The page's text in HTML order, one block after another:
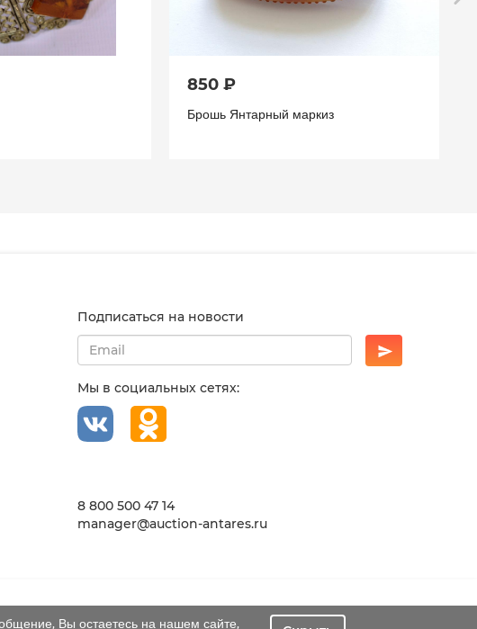
850 ₽
Брошь Янтарный маркиз
Вы остаетесь на нашем сайте,
Подписаться на новости
Мы в социальных сетях:
8 800 500 47 14
manager@auction-antares.ru